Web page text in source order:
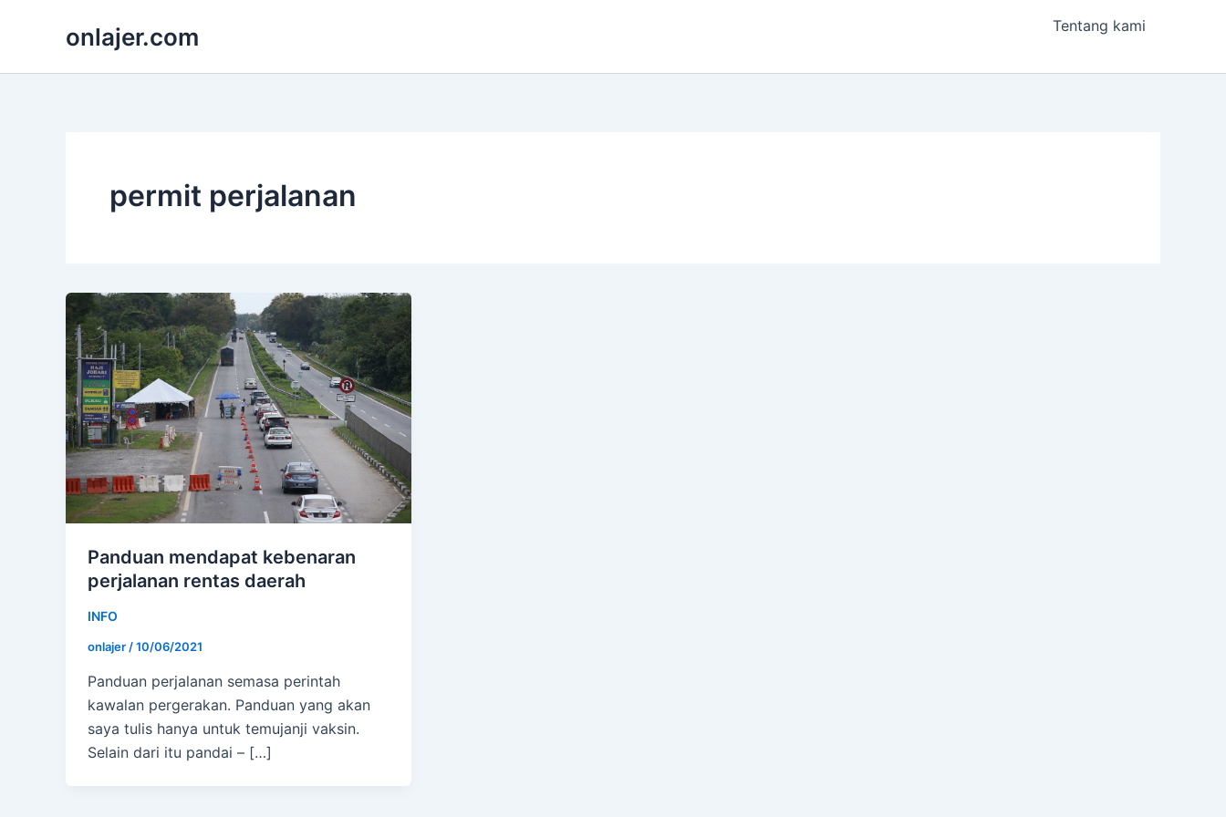
onlajer.com Tentang kami
permit perjalanan
Panduan mendapat kebenaran
perjalanan rentas daerah
INFO
onlajer/10/06/2021
Panduan perjalanan semasa perintah
kawalan pergerakan. Panduan yang akan
saya tulis hanya untuk temujanji vaksin.
Selain dari itu pandai – […]